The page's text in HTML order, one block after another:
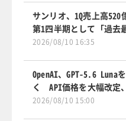
サンリオ、1Q売上高
第1四半期として「過去
2026/08/10 16:35
OpenAI、GPT-5.6 Luna
く API価格を大幅改定
2026/08/10 15:00